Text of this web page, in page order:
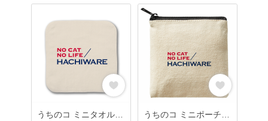
うちのコ ミニタオル_V/猫 ハチワレ